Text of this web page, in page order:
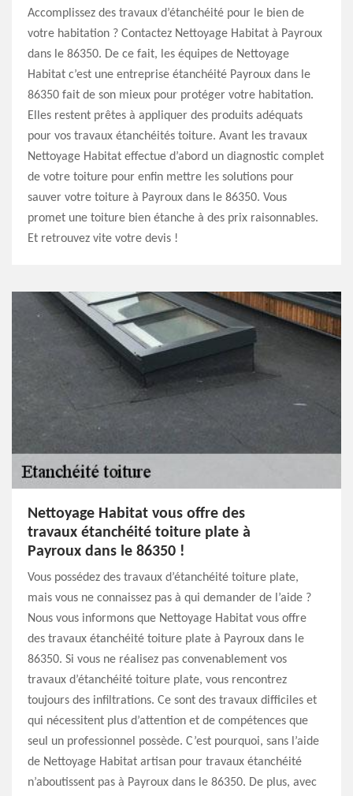
Accomplissez des travaux d’étanchéité pour le bien de
votre habitation ? Contactez Nettoyage Habitat à Payroux
dans le 86350. De ce fait, les équipes de Nettoyage
Habitat c’est une entreprise étanchéité Payroux dans le
86350 fait de son mieux pour protéger votre habitation.
Elles restent prêtes à appliquer des produits adéquats
pour vos travaux étanchéités toiture. Avant les travaux
Nettoyage Habitat effectue d’abord un diagnostic complet
de votre toiture pour enfin mettre les solutions pour
sauver votre toiture à Payroux dans le 86350. Vous
promet une toiture bien étanche à des prix raisonnables.
Et retrouvez vite votre devis !
Nettoyage Habitat vous offre des
travaux étanchéité toiture plate à
Payroux dans le 86350 !
Vous possédez des travaux d’étanchéité toiture plate,
mais vous ne connaissez pas à qui demander de l’aide ?
Nous vous informons que Nettoyage Habitat vous offre
des travaux étanchéité toiture plate à Payroux dans le
86350. Si vous ne réalisez pas convenablement vos
travaux d’étanchéité toiture plate, vous rencontrez
toujours des infiltrations. Ce sont des travaux difficiles et
qui nécessitent plus d’attention et de compétences que
seul un professionnel possède. C’est pourquoi, sans l’aide
de Nettoyage Habitat artisan pour travaux étanchéité
n’aboutissent pas à Payroux dans le 86350. De plus, avec